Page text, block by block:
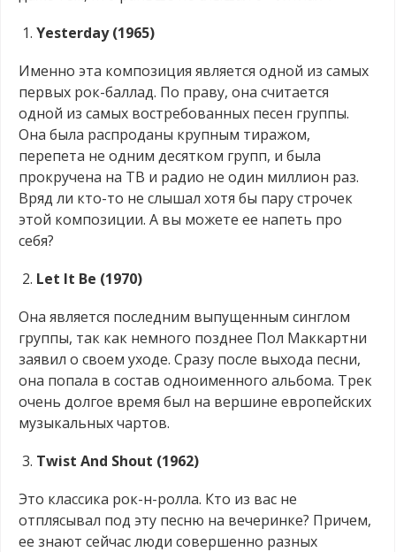
Yesterday(1965)
Именно эта композиция является одной из самых
первых рок-баллад. По праву, она считается
одной из самых востребованных песен группы.
Она была распроданы крупным тиражом,
перепета не одним десятком групп, и была
прокручена на ТВ и радио не один миллион раз.
Вряд ли кто-то не слышал хотя бы пару строчек
этой композиции. А вы можете ее напеть про
себя?
Let It Be (1970)
Она является последним выпущенным синглом
группы, так как немного позднее Пол Маккартни
заявил о своем уходе. Сразу после выхода песни,
она попала в состав одноименного альбома. Трек
очень долгое время был на вершине европейских
музыкальных чартов.
Twist And Shout (1962)
Это классика рок-н-ролла. Кто из вас не
отплясывал под эту песню на вечеринке? Причем,
ее знают сейчас люди совершенно разных